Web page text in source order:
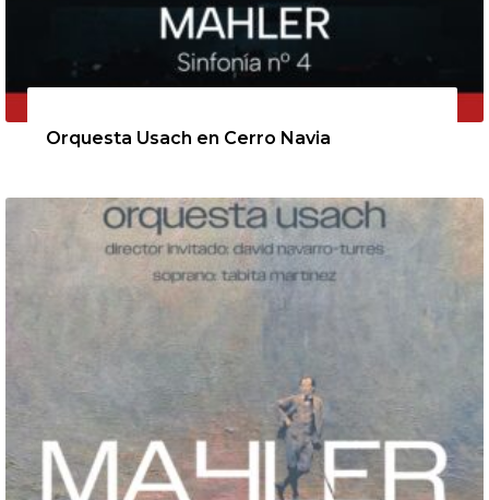
Orquesta Usach en Cerro Navia